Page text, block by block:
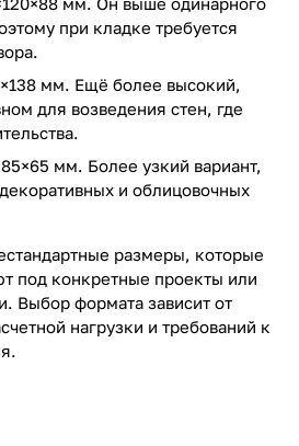
при кладке требуется
мм. Ещё более высокий,
для возведения стен, где
мм. Более узкий вариант,
и облицовочных
размеры, которые
под конкретные проекты или
Выбор формата зависит от
нагрузки и требований к